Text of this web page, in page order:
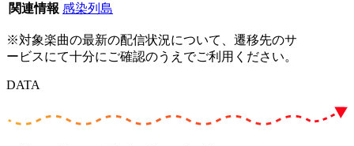
関連情報 感染列島
※対象楽曲の最新の配信状況について、遷移先のサ
ービスにて十分にご確認のうえでご利用ください。
DATA